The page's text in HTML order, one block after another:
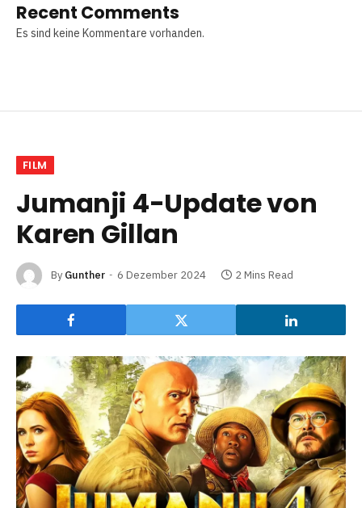
Recent Comments
Es sind keine Kommentare vorhanden.
FILM
Jumanji 4-Update von
Karen Gillan
By Gunther 6 Dezember 2024 2 Mins Read